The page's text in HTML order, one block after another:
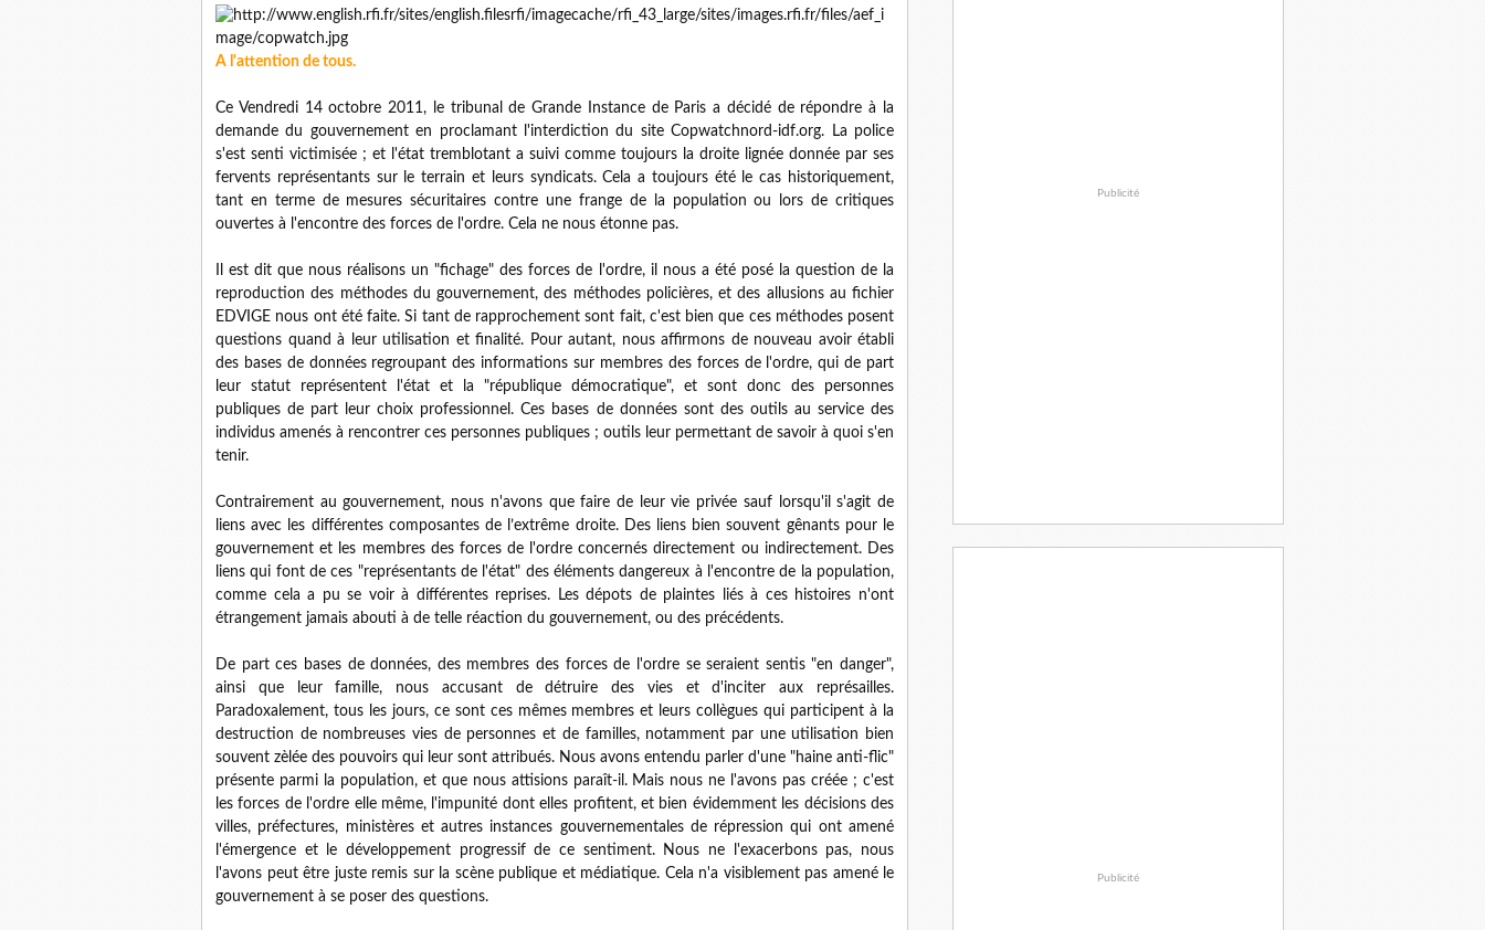
A l'attention de tous.
Ce Vendredi 14 octobre 2011, le tribunal de Grande Instance de Paris a décidé de répondre à la
demande du gouvernement en proclamant l'interdiction du site Copwatchnord-idf.org. La police
s'est senti victimisée ; et l'état tremblotant a suivi comme toujours la droite lignée donnée par ses
fervents représentants sur le terrain et leurs syndicats. Cela a toujours été le cas historiquement,
tant en terme de mesures sécuritaires contre une frange de la population ou lors de critiques
ouvertes à l'encontre des forces de l'ordre. Cela ne nous étonne pas.
Il est dit que nous réalisons un "fichage" des forces de l'ordre, il nous a été posé la question de la
reproduction des méthodes du gouvernement, des méthodes policières, et des allusions au fichier
EDVIGE nous ont été faite. Si tant de rapprochement sont fait, c'est bien que ces méthodes posent
questions quand à leur utilisation et finalité. Pour autant, nous affirmons de nouveau avoir établi
des bases de données regroupant des informations sur membres des forces de l'ordre, qui de part
leur statut représentent l'état et la "république démocratique", et sont donc des personnes
publiques de part leur choix professionnel. Ces bases de données sont des outils au service des
individus amenés à rencontrer ces personnes publiques ; outils leur permettant de savoir à quoi s'en
tenir.
Contrairement au gouvernement, nous n'avons que faire de leur vie privée sauf lorsqu'il s'agit de
liens avec les différentes composantes de l’extrême droite. Des liens bien souvent gênants pour le
gouvernement et les membres des forces de l'ordre concernés directement ou indirectement. Des
liens qui font de ces "représentants de l'état" des éléments dangereux à l'encontre de la population,
comme cela a pu se voir à différentes reprises. Les dépots de plaintes liés à ces histoires n'ont
étrangement jamais abouti à de telle réaction du gouvernement, ou des précédents.
De part ces bases de données, des membres des forces de l'ordre se seraient sentis "en danger",
ainsi que leur famille, nous accusant de détruire des vies et d'inciter aux représailles.
Paradoxalement, tous les jours, ce sont ces mêmes membres et leurs collègues qui participent à la
destruction de nombreuses vies de personnes et de familles, notamment par une utilisation bien
souvent zèlée des pouvoirs qui leur sont attribués. Nous avons entendu parler d'une "haine anti-flic"
présente parmi la population, et que nous attisions paraît-il. Mais nous ne l'avons pas créée ; c'est
les forces de l'ordre elle même, l'impunité dont elles profitent, et bien évidemment les décisions des
villes, préfectures, ministères et autres instances gouvernementales de répression qui ont amené
l'émergence et le développement progressif de ce sentiment. Nous ne l'exacerbons pas, nous
l'avons peut être juste remis sur la scène publique et médiatique. Cela n'a visiblement pas amené le
gouvernement à se poser des questions.
Publicité
Publicité